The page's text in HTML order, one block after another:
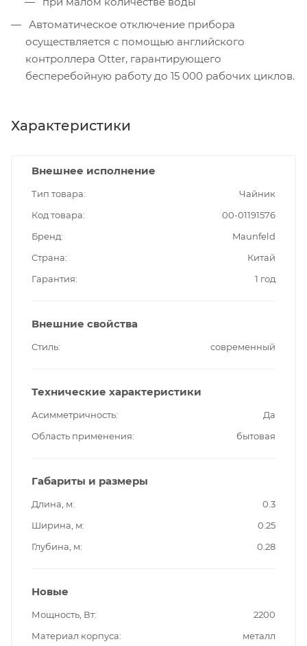
Автоматическое отключение прибора
осуществляется с помощью английского
контроллера Otter, гарантирующего
бесперебойную работу до 15 000 рабочих циклов.
Характеристики
Внешнее исполнение
Тип товара
Чайник
Код товара
00-01191576
Бренд
Maunfeld
Страна
Китай
Гарантия
1 год
Внешние свойства
Стиль современный
Технические характеристики
Асимметричность
Да
Область применения
бытовая
Габариты и размеры
Длина, м
0.3
Ширина, м
0.25
Глубина, м
0.28
Новые
Мощность, Вт
2200
Материал корпуса
металл